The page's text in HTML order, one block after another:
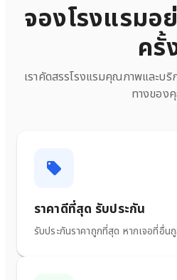
จองโรงแรมอ
ครั้
เราคัดสรรโรงแรมคุณภาพและบ
ทางของ
ราคาดีที่สุด รับประกัน
รับประกันราคาถูกที่สุด หากเจอที่อื่น